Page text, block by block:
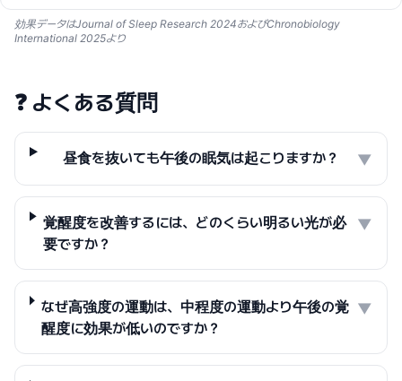
効果データはJournal of Sleep Research 2024およびChronobiology
International 2025より
❓ よくある質問
昼食を抜いても午後の眠気は起こりますか？ ▼
覚醒度を改善するには、どのくらい明るい光が必
要ですか？
▼
なぜ高強度の運動は、中程度の運動より午後の覚
醒度に効果が低いのですか？
▼